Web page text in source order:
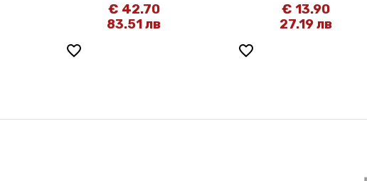
favorite_border
€ 42.70
83.51 лв
favorite_border
€ 13.90
27.19 лв